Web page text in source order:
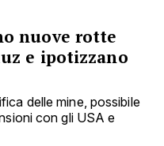
nuove rotte
e ipotizzano
delle mine, possibile
con gli USA e